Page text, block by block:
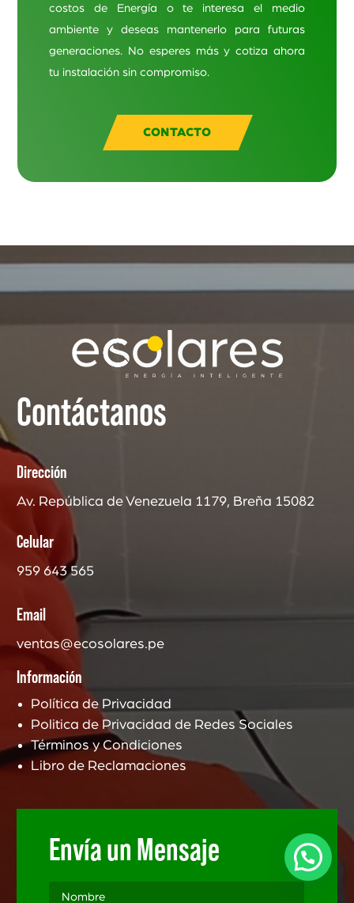
costos de Energía o te interesa el medio
ambiente y deseas mantenerlo para futuras
generaciones. No esperes más y cotiza ahora
tu instalación sin compromiso.
CONTACTO
Contáctanos
Dirección
Av. República de Venezuela 1179, Breña 15082
Celular
959 643 565
Email
ventas@ecosolares.pe
Información
Política de Privacidad
Politica de Privacidad de Redes Sociales
Términos y Condiciones
Libro de Reclamaciones
Envía un Mensaje